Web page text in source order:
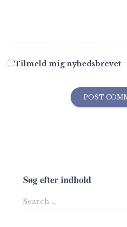
Tilmeld mig nyhedsbrevet
Søg efter indhold
S
e
Search …